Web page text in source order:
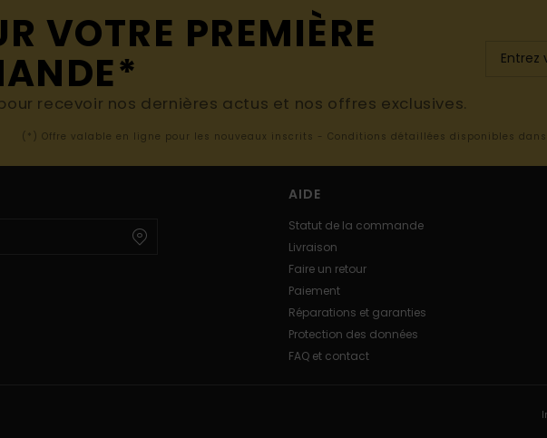
VOTRE PREMIÈRE
recevoir nos dernières actus et nos offres exclusives.
(*) Offre valable en ligne pour les nouveaux inscrits - Conditions détaillées disponibles
AIDE
Statut de la commande
Livraison
Faire un retour
Paiement
Réparations et garanties
Protection des données
FAQ et contact